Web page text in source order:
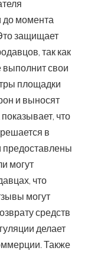
до момента
защищает
так как
выполнит свои
площадки
и выносят
что
в
предоставлены
могут
что
могут
средств
делает
Также